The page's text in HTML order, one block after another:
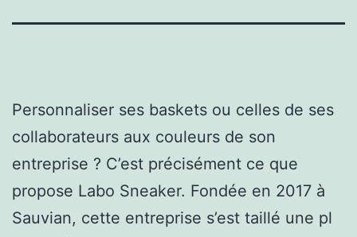
Personnaliser ses baskets ou celles de ses
collaborateurs aux couleurs de son
entreprise ? C’est précisément ce que
propose Labo Sneaker. Fondée en 2017 à
Sauvian, cette entreprise s’est taillé une pl